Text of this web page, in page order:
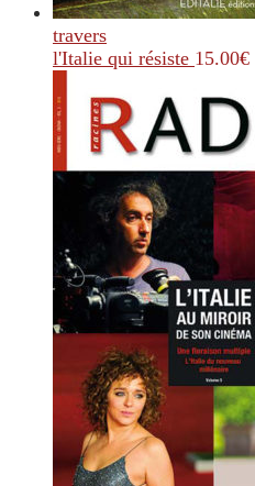
travers
l'Italie qui résiste 15.00€